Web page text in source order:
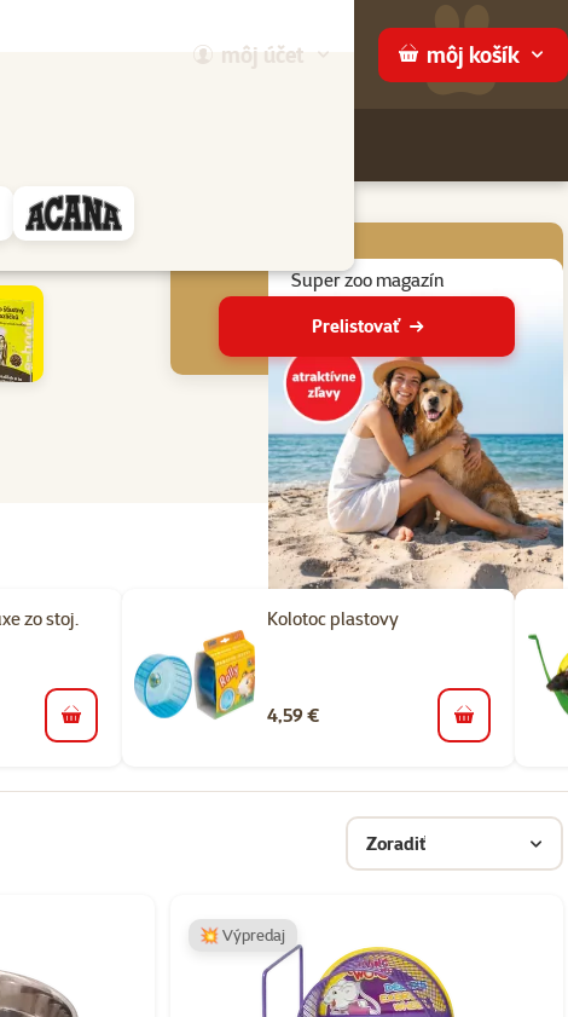
môj účet môj košík
Super zoo magazín
Prelistovať
zo stoj.
do košíka
Kolotoc plastovy
4,59 € do košíka
Zoradiť
💥 Výpredaj